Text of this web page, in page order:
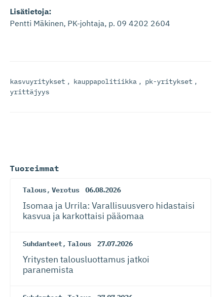
Lisätietoja:
Pentti Mäkinen, PK-johtaja, p. 09 4202 2604
kasvuyritykset , kauppapolitiikka , pk-yritykset ,
yrittäjyys
Tuoreimmat
Talous, Verotus 06.08.2026
Isomaa ja Urrila: Varallisuusvero hidastaisi
kasvua ja karkottaisi pääomaa
Suhdanteet, Talous 27.07.2026
Yritysten talousluottamus jatkoi
paranemista